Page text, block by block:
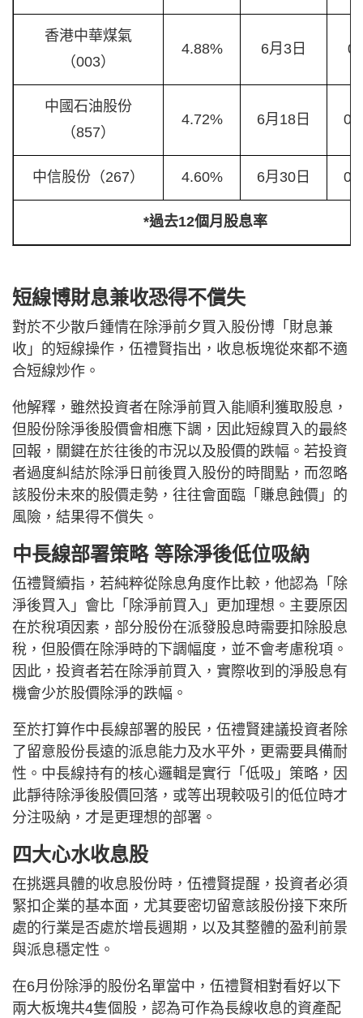
香港中華煤氣
（003）
4.88% 6月3日
中國石油股份
（857）
4.72% 6月18日
中信股份（267） 4.60% 6月30日
*過去12個月股息率
短線博財息兼收恐得不償失
對於不少散戶鍾情在除淨前夕買入股份博「財息兼
收」的短線操作，伍禮賢指出，收息板塊從來都不適
合短線炒作。
他解釋，雖然投資者在除淨前買入能順利獲取股息，
但股份除淨後股價會相應下調，因此短線買入的最終
回報，關鍵在於往後的市況以及股價的跌幅。若投資
者過度糾結於除淨日前後買入股份的時間點，而忽略
該股份未來的股價走勢，往往會面臨「賺息蝕價」的
風險，結果得不償失。
中長線部署策略 等除淨後低位吸納
伍禮賢續指，若純粹從除息角度作比較，他認為「除
淨後買入」會比「除淨前買入」更加理想。主要原因
在於稅項因素，部分股份在派發股息時需要扣除股息
稅，但股價在除淨時的下調幅度，並不會考慮稅項。
因此，投資者若在除淨前買入，實際收到的淨股息有
機會少於股價除淨的跌幅。
至於打算作中長線部署的股民，伍禮賢建議投資者除
了留意股份長遠的派息能力及水平外，更需要具備耐
性。中長線持有的核心邏輯是實行「低吸」策略，因
此靜待除淨後股價回落，或等出現較吸引的低位時才
分注吸納，才是更理想的部署。
四大心水收息股
在挑選具體的收息股份時，伍禮賢提醒，投資者必須
緊扣企業的基本面，尤其要密切留意該股份接下來所
處的行業是否處於增長週期，以及其整體的盈利前景
與派息穩定性。
在6月份除淨的股份名單當中，伍禮賢相對看好以下
兩大板塊共4隻個股，認為可作為長線收息的資產配